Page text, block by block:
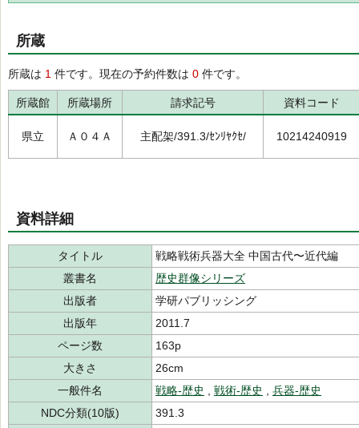
所蔵
所蔵は 1 件です。現在の予約件数は 0 件です。
所蔵館 所蔵場所 請求記号 資料コード
県立 Ａ０４Ａ 主配架/391.3/ｾﾝﾘﾔｸｾ/ 10214240919
資料詳細
タイトル
戦略戦術兵器大全 中国古代〜近代編
叢書名
歴史群像シリーズ
出版者
学研パブリッシング
出版年
2011.7
ページ数
163p
大きさ
26cm
一般件名
戦略-歴史 戦術-歴史
兵器-歴史
NDC分類(10版)
391.3